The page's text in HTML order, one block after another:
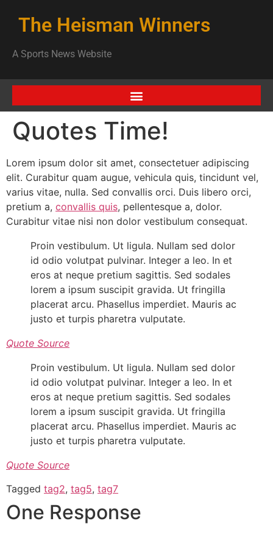
The Heisman Winners
A Sports News Website
Quotes Time!
Lorem ipsum dolor sit amet, consectetuer adipiscing
elit. Curabitur quam augue, vehicula quis, tincidunt vel,
varius vitae, nulla. Sed convallis orci. Duis libero orci,
pretium a, convallis quis, pellentesque a, dolor.
Curabitur vitae nisi non dolor vestibulum consequat.
Proin vestibulum. Ut ligula. Nullam sed dolor
id odio volutpat pulvinar. Integer a leo. In et
eros at neque pretium sagittis. Sed sodales
lorem a ipsum suscipit gravida. Ut fringilla
placerat arcu. Phasellus imperdiet. Mauris ac
justo et turpis pharetra vulputate.
Quote Source
Proin vestibulum. Ut ligula. Nullam sed dolor
id odio volutpat pulvinar. Integer a leo. In et
eros at neque pretium sagittis. Sed sodales
lorem a ipsum suscipit gravida. Ut fringilla
placerat arcu. Phasellus imperdiet. Mauris ac
justo et turpis pharetra vulputate.
Quote Source
Tagged tag2, tag5, tag7
One Response